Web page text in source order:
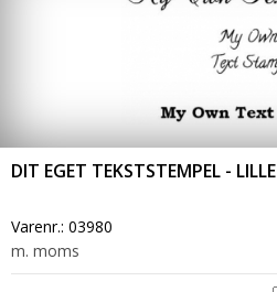
DIT EGET TEKSTSTEMPEL - LILLE
Varenr.: 03980
m. moms